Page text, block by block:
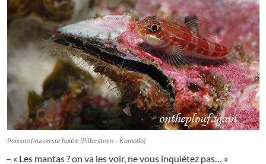
Poisson faucon sur huitre (Pillarsteen – Komodo)
– « Les mantas ? on va les voir, ne vous inquiétez pas… »